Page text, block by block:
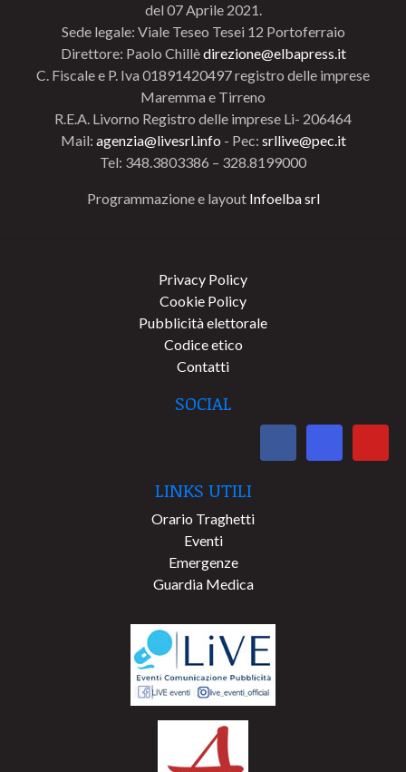
del 07 Aprile 2021.
Sede legale: Viale Teseo Tesei 12 Portoferraio
Direttore: Paolo Chillèdirezione@elbapress.it
C. Fiscale e P. Iva 01891420497 registro delle imprese
Maremma e Tirreno
R.E.A. Livorno Registro delle imprese Li- 206464
Mail: agenzia@livesrl.info - Pec: srllive@pec.it
Tel: 348.3803386 – 328.8199000
Programmazione e layout Infoelba srl
Privacy Policy
Cookie Policy
Pubblicità elettorale
Codice etico
Contatti
SOCIAL
LINKS UTILI
Orario Traghetti
Eventi
Emergenze
Guardia Medica